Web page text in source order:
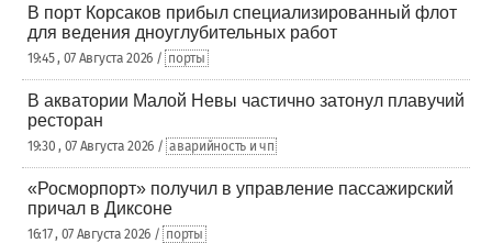
В порт Корсаков прибыл специализированный флот
для ведения дноуглубительных работ
19:45 , 07 Августа 2026 / порты
В акватории Малой Невы частично затонул плавучий
ресторан
19:30 , 07 Августа 2026 / аварийность и чп
«Росморпорт» получил в управление пассажирский
причал в Диксоне
16:17 , 07 Августа 2026 / порты